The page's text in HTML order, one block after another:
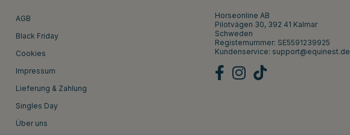
AGB
Black Friday
Cookies
Impressum
Lieferung & Zahlung
Singles Day
Über uns
Horseonline AB
Pilotvägen 30, 392 41 Kalmar
Schweden
Registernummer: SE5591239925
Kundenservice: support@equinest.de